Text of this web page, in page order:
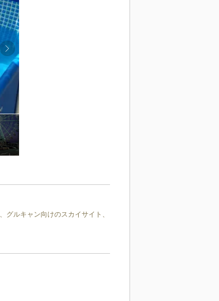
ルキャン向けのスカイサイト、